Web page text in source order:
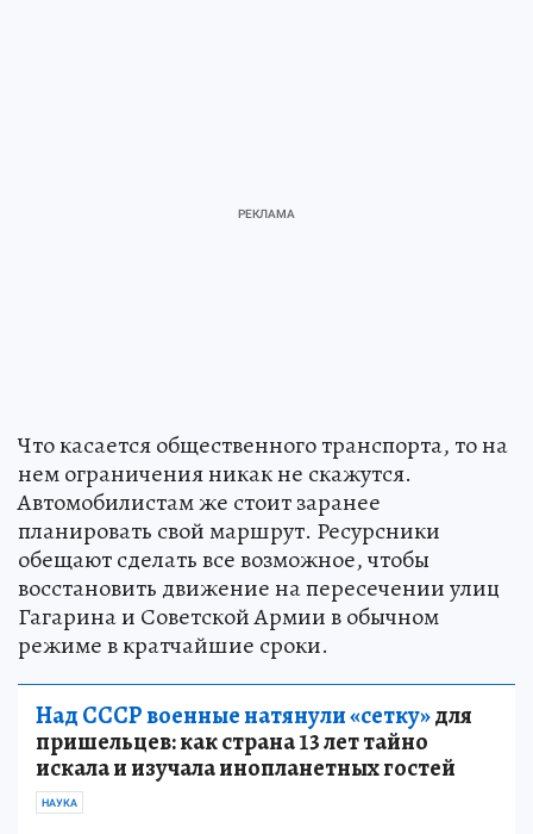
Что касается общественного транспорта, то на
нем ограничения никак не скажутся.
Автомобилистам же стоит заранее
планировать свой маршрут. Ресурсники
обещают сделать все возможное, чтобы
восстановить движение на пересечении улиц
Гагарина и Советской Армии в обычном
режиме в кратчайшие сроки.
Над СССР военные натянули «сетку»для
пришельцев: как страна 13 лет тайно
искала и изучала инопланетных гостей
НАУКА